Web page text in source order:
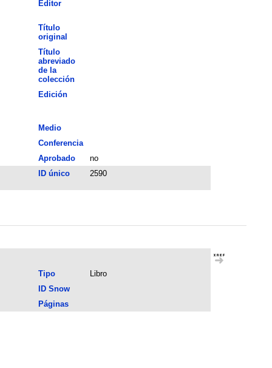
Editor
Título
original
Título
abreviado
de la
colección
Edición
Medio
Conferencia
Aprobado
no
ID único 2590
Tipo
Libro
ID Snow
Páginas